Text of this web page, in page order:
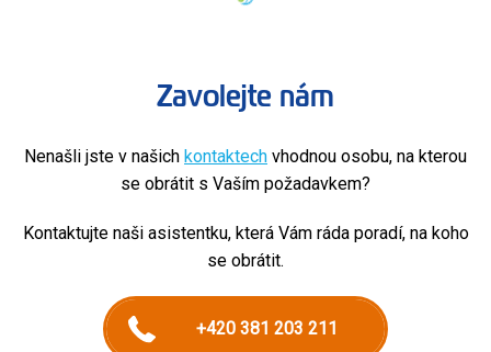
Zavolejte nám
Nenašli jste v našich kontaktech vhodnou osobu, na kterou
se obrátit s Vaším požadavkem?
Kontaktujte naši asistentku, která Vám ráda poradí, na koho
se obrátit.
+420 381 203 211